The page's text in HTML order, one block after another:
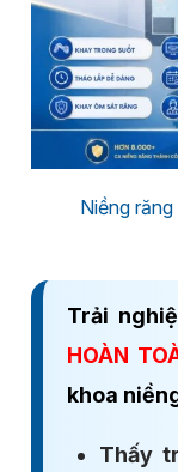
Niềng
Trải
HOÀN
khoa
Thấy